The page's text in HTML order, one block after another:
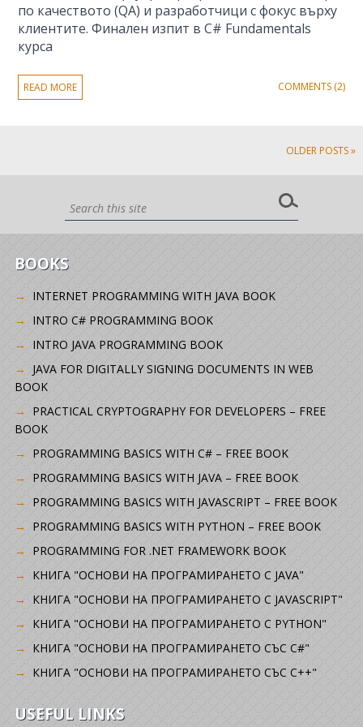
по качеството (QA) и разработчици с фокус върху
клиентите. Финален изпит в C# Fundamentals
курса
READ MORE COMMENTS (2)
OLDER POSTS »
BOOKS
INTERNET PROGRAMMING WITH JAVA BOOK
INTRO C# PROGRAMMING BOOK
INTRO JAVA PROGRAMMING BOOK
JAVA FOR DIGITALLY SIGNING DOCUMENTS IN WEB
BOOK
PRACTICAL CRYPTOGRAPHY FOR DEVELOPERS – FREE
BOOK
PROGRAMMING BASICS WITH C# – FREE BOOK
PROGRAMMING BASICS WITH JAVA – FREE BOOK
PROGRAMMING BASICS WITH JAVASCRIPT – FREE BOOK
PROGRAMMING BASICS WITH PYTHON – FREE BOOK
PROGRAMMING FOR .NET FRAMEWORK BOOK
КНИГА "ОСНОВИ НА ПРОГРАМИРАНЕТО С JAVA"
КНИГА "ОСНОВИ НА ПРОГРАМИРАНЕТО С JAVASCRIPT"
КНИГА "ОСНОВИ НА ПРОГРАМИРАНЕТО С PYTHON"
КНИГА "ОСНОВИ НА ПРОГРАМИРАНЕТО СЪС C#"
КНИГА "ОСНОВИ НА ПРОГРАМИРАНЕТО СЪС C++"
USEFUL LINKS